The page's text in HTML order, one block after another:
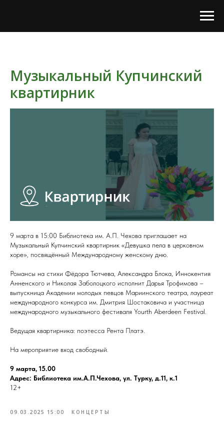
Музыкальный Купчинский
квартирник
9 марта в 15:00 Библиотека им. А.П. Чехова приглашает на
Музыкальный Купчинский квартирник «Девушка пела в церковном
хоре», посвящённый Международному женскому дню.
Романсы на стихи Фёдора Тютчева, Александра Блока, Иннокентия
Анненского и Николая Заболоцкого исполнит Дарья Трофимова –
выпускница Академии молодых певцов Мариинского театра, лауреат
международного конкурса им. Дмитрия Шостаковича и участница
международного музыкального фестиваля Yourth Aberdeen Festival.
Ведущая квартирника: поэтесса Рента Платэ.
На мероприятие вход свободный.
9 марта, 15.00
Адрес: Библиотека им.А.П.Чехова, ул. Турку, д.11, к.1
12+
09.03.2025 15:00 КОНЦЕРТЫ